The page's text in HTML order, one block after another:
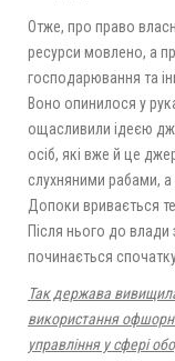
Отже, про право
ресурси мовлено, а
господарювання та
Воно опинилося у
ощасливили ідеєю
осіб, які вже й це
слухняними рабами,
Допоки вривається
Після нього до влади
починається
Так держава
використання
управління у сфері